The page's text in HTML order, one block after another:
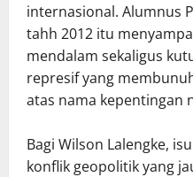
internasional. Alumnus
tahh 2012 itu
mendalam sekaligus
represif yang
atas nama kepentingan
Bagi Wilson Lalengke,
konflik geopolitik yang